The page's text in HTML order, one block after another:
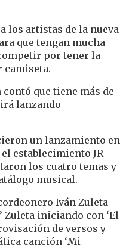
los artistas de la nueva
que tengan mucha
por tener la
camiseta.
contó que tiene más de
lanzando
un lanzamiento en
establecimiento JR
los cuatro temas y
musical.
Iván Zuleta
Zuleta iniciando con ‘El
de versos y
canción ‘Mi